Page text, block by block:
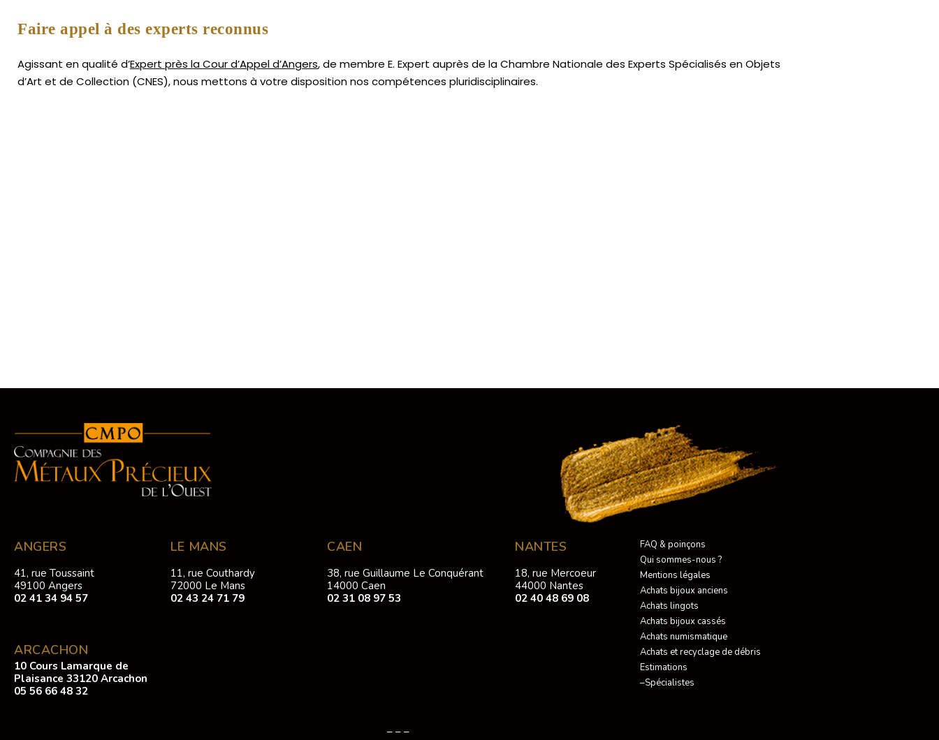
Faire appel à des experts reconnus
Agissant en qualité d’Expert près la Cour d’Appel d’Angers, de membre E. Expert auprès de laChambre Nationale des Experts Spécialisés en Objets
d’Art et de Collection (CNES),nous mettons à votre disposition nos compétences pluridisciplinaires.
ANGERS
41, rue Toussaint
49100 Angers
02 41 34 94 57
ARCACHON
10 Cours Lamarque de
Plaisance 33120 Arcachon
05 56 66 48 32
LE MANS
11, rue Couthardy
72000 Le Mans
02 43 24 71 79
CAEN
38, rue Guillaume Le Conquérant
14000 Caen
02 31 08 97 53
NANTES
18, rue Mercoeur
44000 Nantes
02 40 48 69 08
FAQ & poinçons
Qui sommes-nous ?
Mentions légales
Achats bijoux anciens
Achats lingots
Achats bijoux cassés
Achats numismatique
Achats et recyclage de débris
Estimations
–Spécialistes
– – –